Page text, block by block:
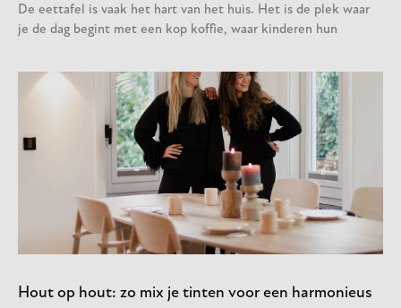
De eettafel is vaak het hart van het huis. Het is de plek waar
je de dag begint met een kop koffie, waar kinderen hun
Hout op hout: zo mix je tinten voor een harmonieus